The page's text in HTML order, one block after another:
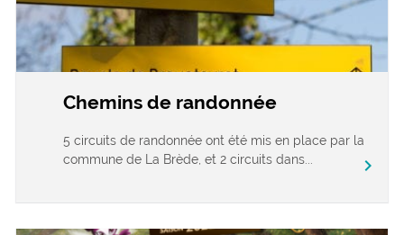
Chemins de randonnée
5 circuits de randonnée ont été mis en place par la
commune de La Brède, et 2 circuits dans...
chevron_right